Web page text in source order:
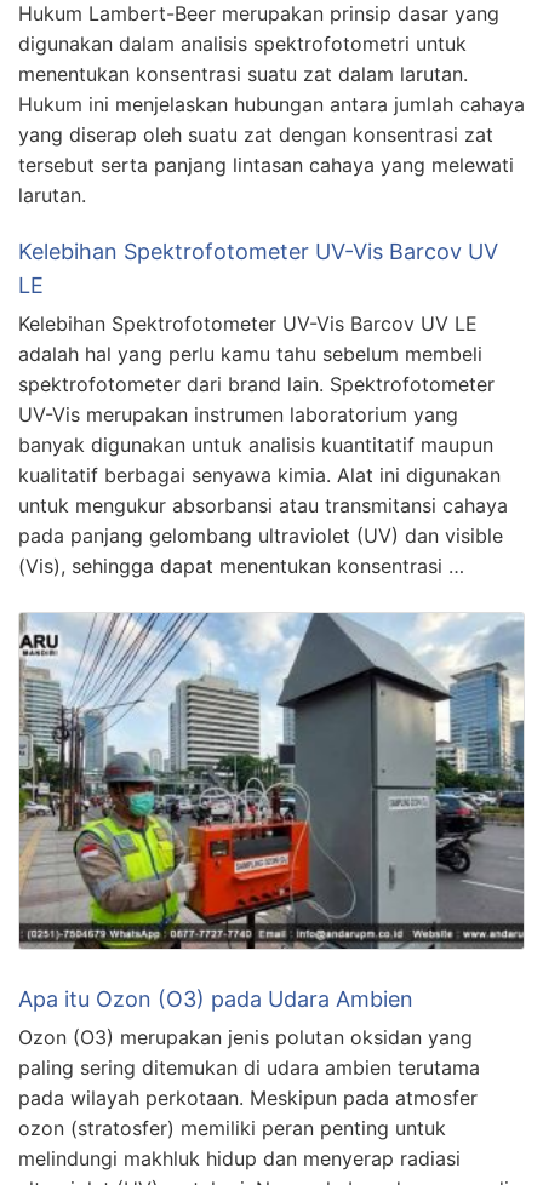
Hukum Lambert-Beer merupakan prinsip dasar yang
digunakan dalam analisis spektrofotometri untuk
menentukan konsentrasi suatu zat dalam larutan.
Hukum ini menjelaskan hubungan antara jumlah cahaya
yang diserap oleh suatu zat dengan konsentrasi zat
tersebut serta panjang lintasan cahaya yang melewati
larutan.
Kelebihan Spektrofotometer UV-Vis Barcov UV
LE
Kelebihan Spektrofotometer UV-Vis Barcov UV LE
adalah hal yang perlu kamu tahu sebelum membeli
spektrofotometer dari brand lain. Spektrofotometer
UV-Vis merupakan instrumen laboratorium yang
banyak digunakan untuk analisis kuantitatif maupun
kualitatif berbagai senyawa kimia. Alat ini digunakan
untuk mengukur absorbansi atau transmitansi cahaya
pada panjang gelombang ultraviolet (UV) dan visible
(Vis), sehingga dapat menentukan konsentrasi …
Apa itu Ozon (O3) pada Udara Ambien
Ozon (O3) merupakan jenis polutan oksidan yang
paling sering ditemukan di udara ambien terutama
pada wilayah perkotaan. Meskipun pada atmosfer
ozon (stratosfer) memiliki peran penting untuk
melindungi makhluk hidup dan menyerap radiasi